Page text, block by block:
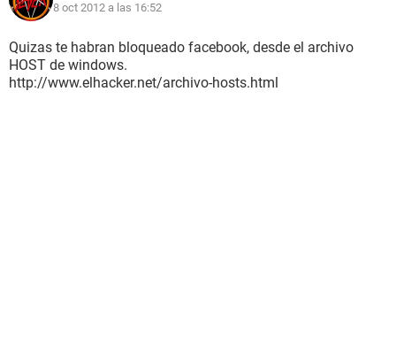
8 oct 2012 a las 16:52
Quizas te habran bloqueado facebook, desde el archivo
HOST de windows.
http://www.elhacker.net/archivo-hosts.html